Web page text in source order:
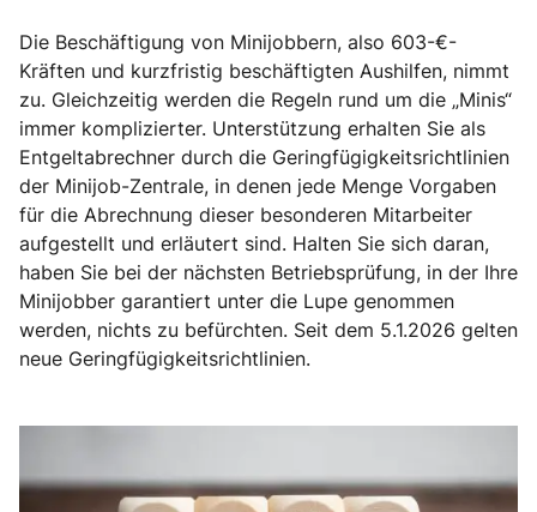
Die Beschäftigung von Minijobbern, also 603-€-
Kräften und kurzfristig beschäftigten Aushilfen, nimmt
zu. Gleichzeitig werden die Regeln rund um die „Minis“
immer komplizierter. Unterstützung erhalten Sie als
Entgeltabrechner durch die Geringfügigkeitsrichtlinien
der Minijob-Zentrale, in denen jede Menge Vorgaben
für die Abrechnung dieser besonderen Mitarbeiter
aufgestellt und erläutert sind. Halten Sie sich daran,
haben Sie bei der nächsten Betriebsprüfung, in der Ihre
Minijobber garantiert unter die Lupe genommen
werden, nichts zu befürchten. Seit dem 5.1.2026 gelten
neue Geringfügigkeitsrichtlinien.